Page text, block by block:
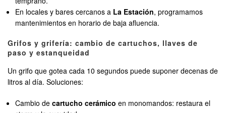
En locales y bares cercanos a La Estación, programamos
mantenimientos en horario de baja afluencia.
Grifos y grifería: cambio de cartuchos, llaves de
paso y estanqueidad
Un grifo que gotea cada 10 segundos puede suponer decenas de
litros al día. Soluciones:
Cambio decartucho cerámico en monomandos: restaura el